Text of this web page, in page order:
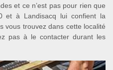
et ce n’est pas pour rien que
et à Landisacq lui confient la
vous trouvez dans cette localité
pas à le contacter durant les